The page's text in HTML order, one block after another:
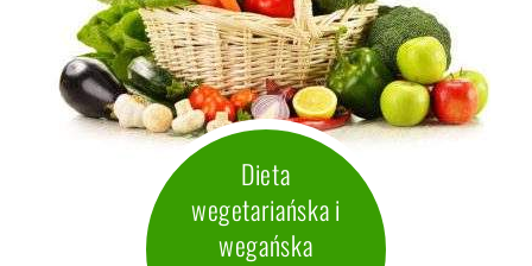
Dieta
wegetariańska i
wegańska
Dieta wegetariańska i wegańska
Według najnowszych badań dobrze zbilansowane diety
wegetariańskie i wegańskie są dobre na każdym okresie
życia, włącznie z okresem ciąży, laktacji, dzieciństwa,
dojrzewania oraz dla sportowców.